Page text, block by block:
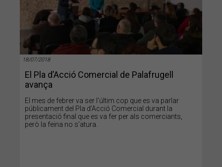
18/07/2018
El Pla d’Acció Comercial de Palafrugell
avança
El mes de febrer va ser l’últim cop que es va parlar
públicament del Pla d’Acció Comercial durant la
presentació final que es va fer per als comerciants,
però la feina no s’atura.